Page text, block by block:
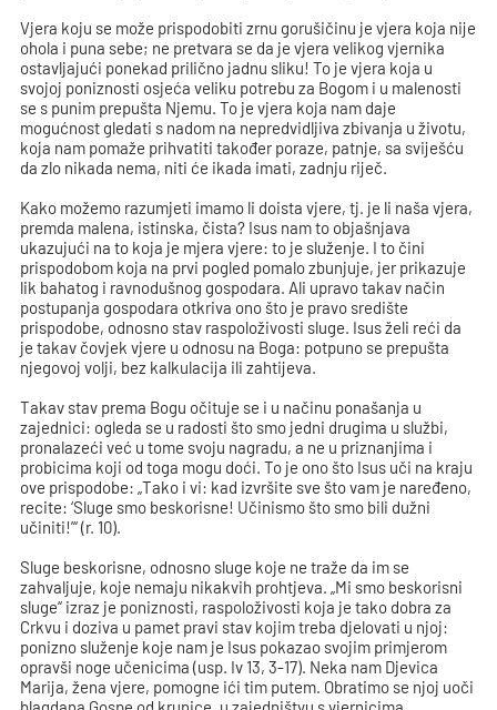
Vjera koju se može prispodobiti zrnu gorušičinu je vjera koja nije
ohola i puna sebe; ne pretvara se da je vjera velikog vjernika
ostavljajući ponekad prilično jadnu sliku! To je vjera koja u
svojoj poniznosti osjeća veliku potrebu za Bogom i u malenosti
se s punim prepušta Njemu. To je vjera koja nam daje
mogućnost gledati s nadom na nepredvidljiva zbivanja u životu,
koja nam pomaže prihvatiti također poraze, patnje, sa sviješću
da zlo nikada nema, niti će ikada imati, zadnju riječ.
Kako možemo razumjeti imamo li doista vjere, tj. je li naša vjera,
premda malena, istinska, čista? Isus nam to objašnjava
ukazujući na to koja je mjera vjere: to je služenje. I to čini
prispodobom koja na prvi pogled pomalo zbunjuje, jer prikazuje
lik bahatog i ravnodušnog gospodara. Ali upravo takav način
postupanja gospodara otkriva ono što je pravo središte
prispodobe, odnosno stav raspoloživosti sluge. Isus želi reći da
je takav čovjek vjere u odnosu na Boga: potpuno se prepušta
njegovoj volji, bez kalkulacija ili zahtijeva.
Takav stav prema Bogu očituje se i u načinu ponašanja u
zajednici: ogleda se u radosti što smo jedni drugima u službi,
pronalazeći već u tome svoju nagradu, a ne u priznanjima i
probicima koji od toga mogu doći. To je ono što Isus uči na kraju
ove prispodobe: „Tako i vi: kad izvršite sve što vam je naređeno,
recite: ‘Sluge smo beskorisne! Učinismo što smo bili dužni
učiniti!’“ (r. 10).
Sluge beskorisne, odnosno sluge koje ne traže da im se
zahvaljuje, koje nemaju nikakvih prohtjeva. „Mi smo beskorisni
sluge“ izraz je poniznosti, raspoloživosti koja je tako dobra za
Crkvu i doziva u pamet pravi stav kojim treba djelovati u njoj:
ponizno služenje koje nam je Isus pokazao svojim primjerom
opravši noge učenicima (usp. Iv 13, 3-17). Neka nam Djevica
Marija, žena vjere, pomogne ići tim putem. Obratimo se njoj uoči